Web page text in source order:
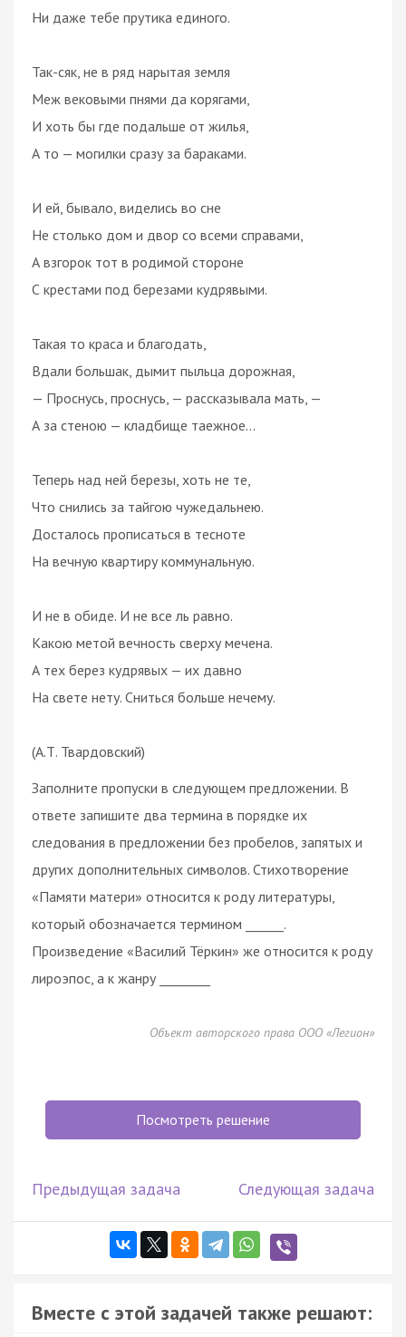
Ни даже тебе прутика единого.
Так-сяк, не в ряд нарытая земля
Меж вековыми пнями да корягами,
И хоть бы где подальше от жилья,
А то — могилки сразу за бараками.
И ей, бывало, виделись во сне
Не столько дом и двор со всеми справами,
А взгорок тот в родимой стороне
С крестами под березами кудрявыми.
Такая то краса и благодать,
Вдали большак, дымит пыльца дорожная,
— Проснусь, проснусь, — рассказывала мать, —
А за стеною — кладбище таежное...
Теперь над ней березы, хоть не те,
Что снились за тайгою чужедальнею.
Досталось прописаться в тесноте
На вечную квартиру коммунальную.
И не в обиде. И не все ль равно.
Какою метой вечность сверху мечена.
А тех берез кудрявых — их давно
На свете нету. Сниться больше нечему.
(А.Т. Твардовский)
Заполните пропуски в следующем предложении. В
ответе запишите два термина в порядке их
следования в предложении без пробелов, запятых и
других дополнительных символов. Стихотворение
«Памяти матери» относится к роду литературы,
который обозначается термином ______.
Произведение «Василий Тёркин» же относится к роду
лироэпос, а к жанру ________
Объект авторского права ООО «Легион»
Посмотреть решение
Предыдущая задача Следующая задача
Вместе с этой задачей также решают: